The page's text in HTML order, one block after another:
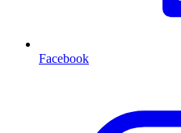
Facebook